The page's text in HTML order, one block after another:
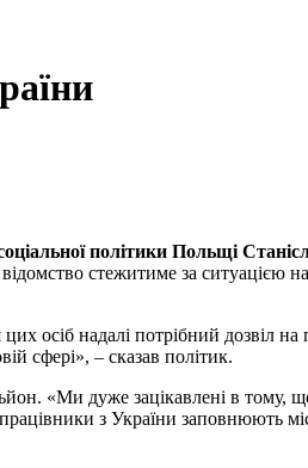
політики Польщі
стежитиме за ситуацією
осіб надалі потрібний дозвіл
сфері», – сказав політик.
«Ми дуже зацікавлені в тому,
з України заповнюють